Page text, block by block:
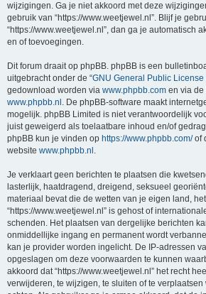
wijzigingen. Ga je niet akkoord met deze
gebruik van “https://www.weetjewel.nl”. Blijf je
“https://www.weetjewel.nl”, dan ga je automatisch
en of toevoegingen.
Dit forum draait op phpBB. phpBB is een
uitgebracht onder de “GNU General Public License
gedownload worden via www.phpbb.com en via
www.phpbb.nl . De phpBB-software maakt
mogelijk. phpBB Limited is niet verantwoordelijk
juist geweigerd als toelaatbare inhoud en/of
phpBB kun je vinden op https://www.phpbb.com/of
website www.phpbb.nl .
Je verklaart geen berichten te plaatsen die
lasterlijk, haatdragend, dreigend, seksueel
materiaal bevat die de wetten van je eigen land,
“https://www.weetjewel.nl” is gehost of
schenden. Het plaatsen van dergelijke berichten
onmiddellijke ingang en permanent wordt
kan je provider worden ingelicht. De IP-adressen
opgeslagen om deze voorwaarden te kunnen
akkoord dat “https://www.weetjewel.nl” het recht
verwijderen, te wijzigen, te sluiten of te